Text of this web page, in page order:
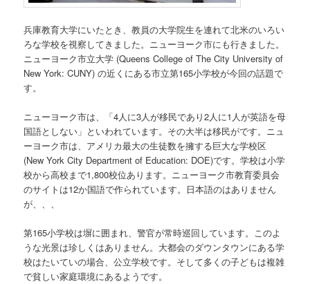
兵庫教育大学にいたとき、教員の大学院生を連れて北米のいろい
ろな学校を視察してきました。ニューヨーク市にも行きました。
ニューヨーク市立大学 (Queens College of The City University of
New York: CUNY) の近くにある市立第165小学校が今回の話題で
す。
ニューヨーク市は、「4人に3人が移民であり2人に1人が英語を母
国語としない」といわれています。その大半は移民がです。ニュ
ーヨーク市は、アメリカ最大の生徒数を擁する巨大な学校区
(New York City Department of Education: DOE)です。学校は小学
校から高校まで1,800校位あります。ニューヨーク市教育委員会
のサイトは12か国語で作られています。日本語のはありません
が、、、
第165小学校は塀に囲まれ、警官が常時巡回しています。このよ
うな光景は珍しくはありません。大都会のダウンタウンにある学
校はたいていの場合、公立学校です。そして多くの子どもは複雑
で貧しい家庭環境にあるようです。